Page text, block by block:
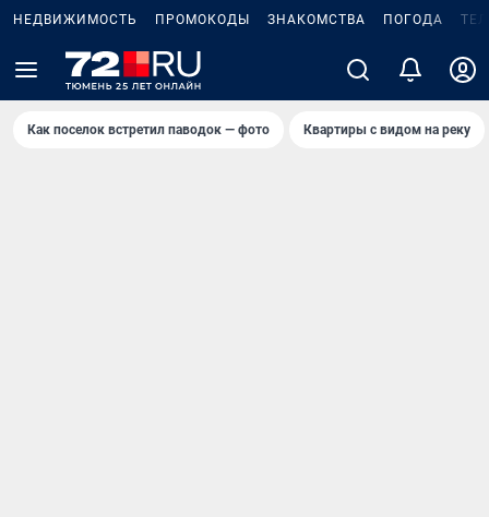
НЕДВИЖИМОСТЬ ПРОМОКОДЫ ЗНАКОМСТВА ПОГОДА
Как поселок встретил паводок — фото Квартиры с видом на реку